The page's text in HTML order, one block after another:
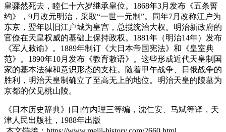
皇骤然死去，睦仁十六岁继承皇位。1868年3月发布《五条誓
约》，9月改元明治，采取“一世一元制”。同年7月改称江户为
东京，翌年以旧江户城为皇宫，总揽统治大权。明治新政府的
官僚在天皇权威的基础上保持政权。1881年（明治14年）发布
《军人敕谕》。1889年制订《大日本帝国宪法》和《皇室典
范》。1890年10月发布《教育敕语》。这些形成近代天皇制国
家的基本法律和意识形态的支柱。随着甲午战争、日俄战争的
胜利，明治天皇制确立了至高无上的地位。明治天皇的陵墓为
京都的伏见桃山陵。
《日本历史辞典》[日]竹内理三等编，沈仁安、马斌等译，天
津人民出版社，1988年出版